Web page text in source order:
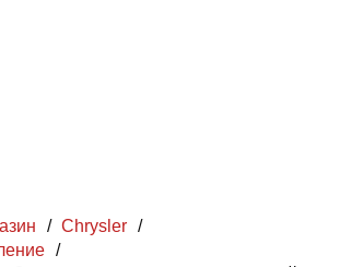
/ Chrysler /
/